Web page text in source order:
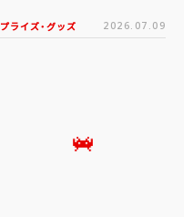
プライズ・グッズ 2026.07.09